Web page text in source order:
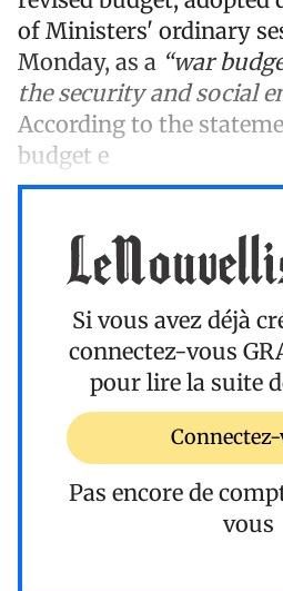
of Ministers' ordinary
Monday, as a “war
the security and social
According to the
budget e
Si vous avez déjà
connectez-vous
pour lire la suite
Pas encore de
vous